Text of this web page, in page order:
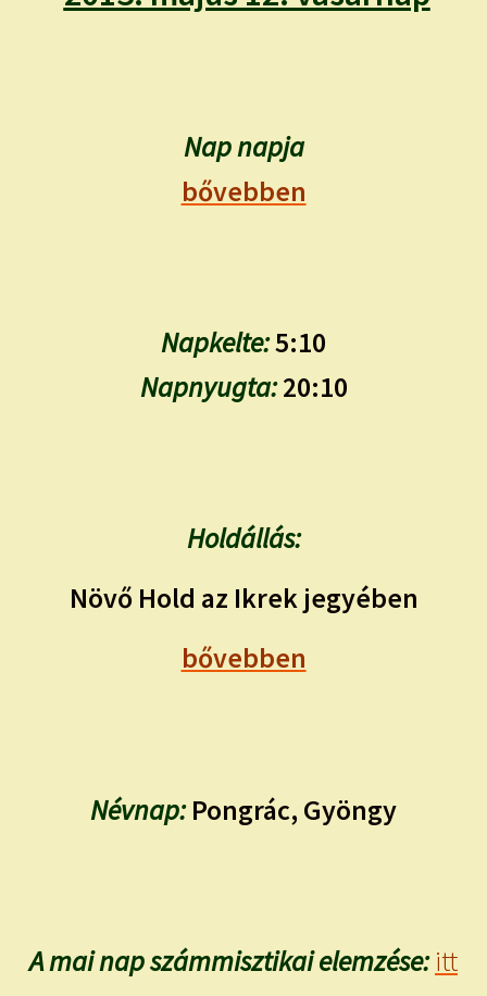
IRATKOZZ FEL A VIDEÓ CSATORNÁNKRA!
TAROT ELEMZÉS MEGRENDELÉSE LIMITÁLT!
Nap napja
bővebben
Napkelte:5:10
Napnyugta:20:10
Holdállás:
Növő Hold az Ikrek jegyében
bővebben
Névnap:Pongrác, Gyöngy
A mai nap számmisztikai elemzése: itt